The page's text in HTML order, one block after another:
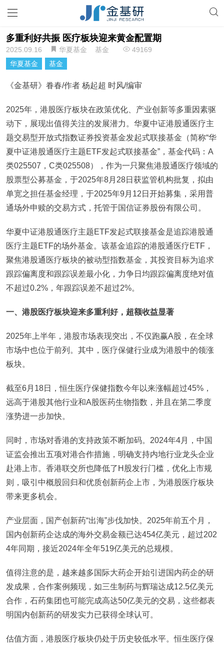
多重利好共振 医疗板块迎来黄金配置期
2025.09.16 华夏基金 基金
49169
华夏基金
基金
《金基研》眷春/作者 杨起超 时风/编审
2025年，港股医疗板块在政策优化、产业创新等多重因素驱
动下，展现出值得关注的发展潜力。华夏中证港股通医疗主
题交易型开放式指数证券投资基金发起式联接基金（简称“华
夏中证港股通医疗主题ETF发起式联接基金”，基金代码：A
类025507，C类025508），作为一只聚焦港股通医疗领域的
股票型公募基金，于2025年8月28日获监管机构批复，拟由
单宽之担任基金经理，于2025年9月12日开始募集，采用普
通场外申赎的交易方式，托管于国信证券股份有限公司。
华夏中证港股通医疗主题ETF发起式联接基金是追踪港股通
医疗主题ETF的场外基金。该基金追踪的港股通医疗ETF，
聚焦港股通医疗板块的被动型指数基金，其投资目标为追求
跟踪偏离度和跟踪误差最小化，力争日均跟踪偏离度绝对值
不超过0.2%，年跟踪误差不超过2%。
一、港股医疗板块迎来多重利好，超额收益显著
2025年上半年，港股市场表现突出，不仅跑赢A股，在全球
市场中也位于前列。其中，医疗保健行业成为港股中的领涨
板块。
截至6月18日，恒生医疗保健指数今年以来涨幅超过45%，
远高于港股其他行业和A股医药生物指数，并且在第二季度
涨势进一步加快。
同时，市场对香港的支持政策不断加码。2024年4月，中国
证监会推出五项对港合作措施，明确支持内地行业龙头企业
赴港上市。香港联交所也降低了H股发行门槛，优化上市规
则，吸引中概股回归和优质创新药企上市，为港股医疗板块
带来更多机会。
产业层面，国产创新药“出海”步伐加快。2025年前五个月，
国内创新药企达成的海外交易金额已达454亿美元，超过202
4年同期，接近2024年全年519亿美元的总规模。
值得注意的是，越来越多国际大药企开始引进国内药企的研
发成果，合作案例频现，如三生制药与辉瑞达成12.5亿美元
合作，石药集团也可能完成高达50亿美元的交易，这些都表
明国内创新药的研发实力已获得全球认可。
估值方面，港股医疗板块仍处于历史较低水平。恒生医疗保